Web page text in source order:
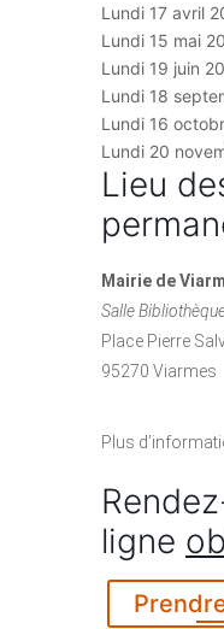
Lundi 17 avril
Lundi 15 mai
Lundi 19 juin
Lundi 18
Lundi 16
Lundi 20
Lieu
Mairie de
Salle
Place Pierre
95270 Viarmes
Plus
ligne